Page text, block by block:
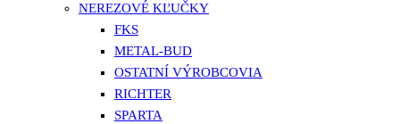
NEREZOVÉ KĽUČKY
FKS
METAL-BUD
OSTATNÍ VÝROBCOVIA
RICHTER
SPARTA